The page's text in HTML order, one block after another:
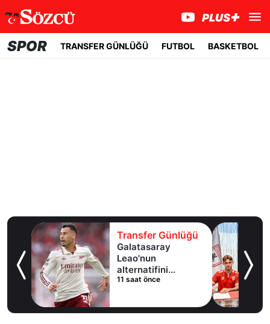
SPOR TRANSFER GÜNLÜĞÜ FUTBOL BASKETBOL
Transfer Günlüğü
Galatasaray
Leao'nun
alternatifini
Arsenal'de buldu
11 saat önce